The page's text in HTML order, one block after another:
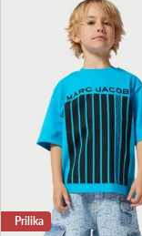
Prilika